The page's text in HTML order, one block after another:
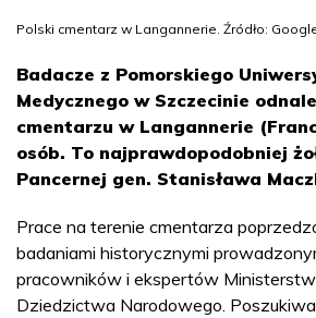
Polski cmentarz w Langannerie. Źródło:
Badacze z Pomorskiego
Medycznego w Szczecinie
cmentarzu w Langannerie
osób. To najprawdopodobniej
Pancernej gen. Stanisława
Prace na terenie cmentarza
badaniami historycznymi
pracowników i ekspertów
Dziedzictwa Narodowego.